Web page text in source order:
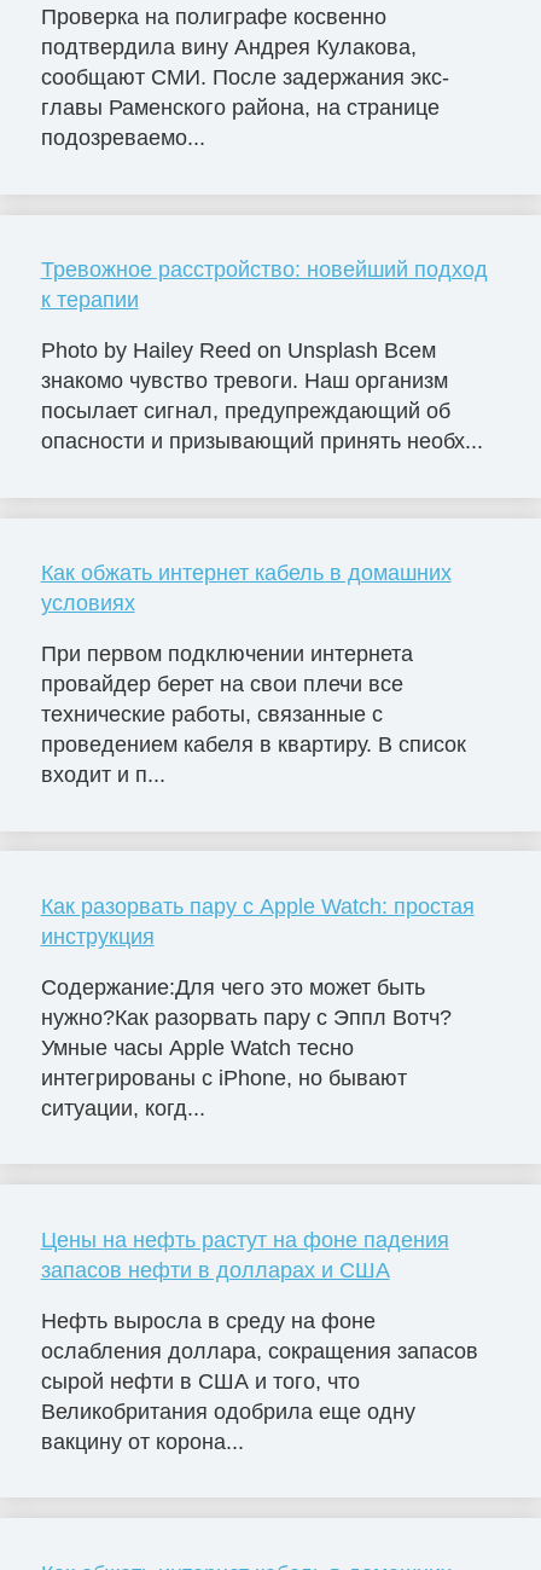
Проверка на полиграфе косвенно
подтвердила вину Андрея Кулакова,
сообщают СМИ. После задержания экс-
главы Раменского района, на странице
подозреваемо...
Тревожное расстройство: новейший подход
к терапии
Photo by Hailey Reed on Unsplash Всем
знакомо чувство тревоги. Наш организм
посылает сигнал, предупреждающий об
опасности и призывающий принять необх...
Как обжать интернет кабель в домашних
условиях
При первом подключении интернета
провайдер берет на свои плечи все
технические работы, связанные с
проведением кабеля в квартиру. В список
входит и п...
Как разорвать пару с Apple Watch: простая
инструкция
Содержание:Для чего это может быть
нужно?Как разорвать пару с Эппл Вотч?
Умные часы Apple Watch тесно
интегрированы с iPhone, но бывают
ситуации, когд...
Цены на нефть растут на фоне падения
запасов нефти в долларах и США
Нефть выросла в среду на фоне
ослабления доллара, сокращения запасов
сырой нефти в США и того, что
Великобритания одобрила еще одну
вакцину от корона...